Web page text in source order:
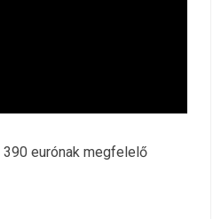
eurónak megfelelő